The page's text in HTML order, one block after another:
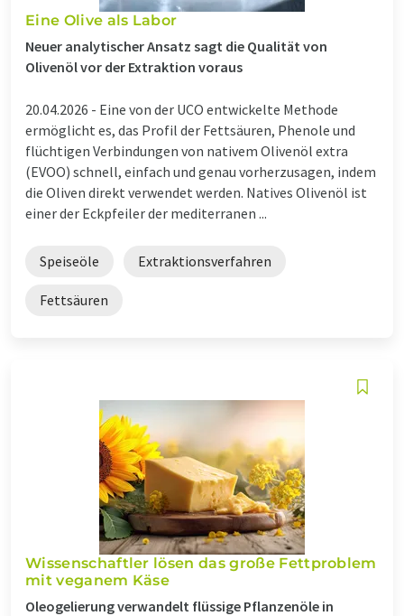
Eine Olive als Labor
Neuer analytischer Ansatz sagt die Qualität von
Olivenöl vor der Extraktion voraus
20.04.2026 - Eine von der UCO entwickelte Methode
ermöglicht es, das Profil der Fettsäuren, Phenole und
flüchtigen Verbindungen von nativem Olivenöl extra
(EVOO) schnell, einfach und genau vorherzusagen, indem
die Oliven direkt verwendet werden. Natives Olivenöl ist
einer der Eckpfeiler der mediterranen ...
Speiseöle Extraktionsverfahren
Fettsäuren
Wissenschaftler lösen das große Fettproblem
mit veganem Käse
Oleogelierung verwandelt flüssige Pflanzenöle in